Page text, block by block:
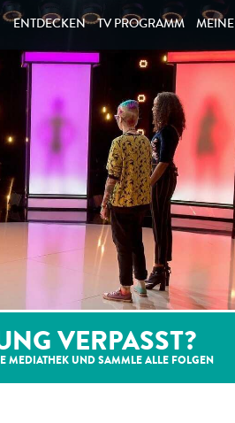
ENTDECKEN TV PROGRAMM MEINE
VERPASST?
MEDIATHEK UND SAMMLE ALLE FOLGEN